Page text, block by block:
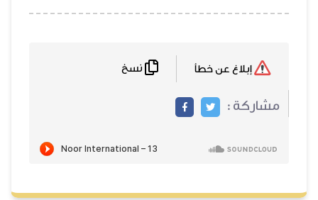
مشاركة :